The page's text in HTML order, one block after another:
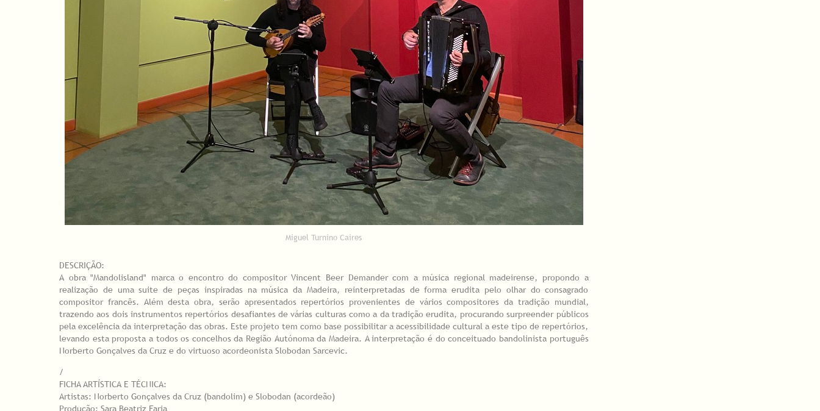
Miguel Turnino Caires
DESCRIÇÃO:
A obra "Mandolisland" marca o encontro do compositor Vincent Beer Demander com a música regional madeirense, propondo a
realização de uma suite de peças inspiradas na música da Madeira, reinterpretadas de forma erudita pelo olhar do consagrado
compositor francês. Além desta obra, serão apresentados repertórios provenientes de vários compositores da tradição mundial,
trazendo aos dois instrumentos repertórios desafiantes de várias culturas como a da tradição erudita, procurando surpreender públicos
pela excelência da interpretação das obras. Este projeto tem como base possibilitar a acessibilidade cultural a este tipo de repertórios,
levando esta proposta a todos os concelhos da Região Autónoma da Madeira. A interpretação é do conceituado bandolinista português
Norberto Gonçalves da Cruz e do virtuoso acordeonista Slobodan Sarcevic.
/
FICHA ARTÍSTICA E TÉCNICA:
Artistas: Norberto Gonçalves da Cruz (bandolim) e Slobodan (acordeão)
Produção: Sara Beatriz Faria